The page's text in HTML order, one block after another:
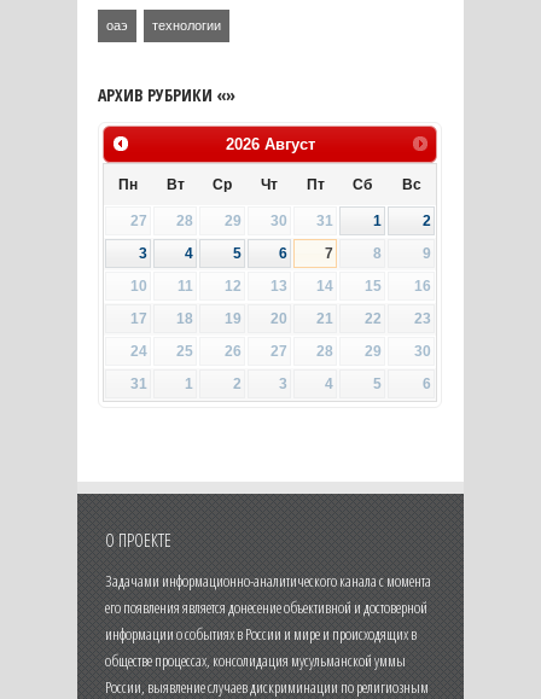
оаэ технологии
АРХИВ РУБРИКИ «»
2026 Август
Пн Вт Ср Чт Пт Сб Вс
27 28 29 30 31 1
2
3
4 5 6 7 8
9
10
11 12 13 14 15
16
17
18 19 20 21 22
23
24
25 26 27 28 29
30
31
1 2 3 4 5 6
О ПРОЕКТЕ
Задачами информационно-аналитического канала с момента
его появления является донесение объективной и достоверной
информации о событиях в России и мире и происходящих в
обществе процессах, консолидация мусульманской уммы
России, выявление случаев дискриминации по религиозным